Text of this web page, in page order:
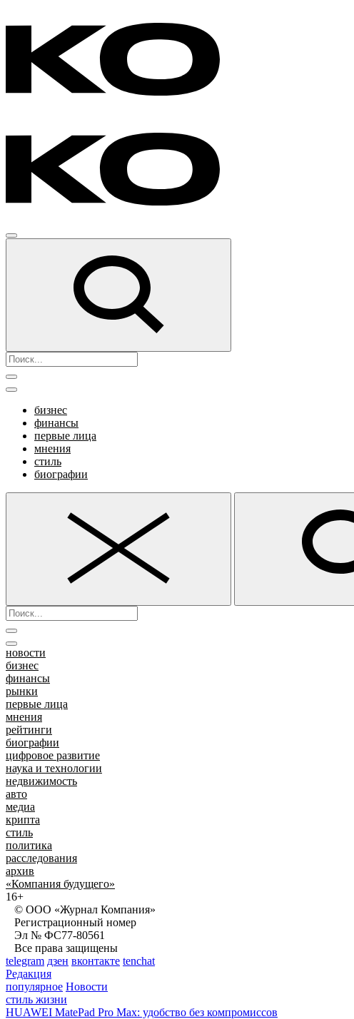
бизнес
финансы
первые лица
мнения
стиль
биографии
новости
бизнес
финансы
рынки
первые лица
мнения
рейтинги
биографии
цифровое развитие
наука и технологии
недвижимость
авто
медиа
крипта
стиль
политика
расследования
архив
«Компания будущего»
16+
© ООО «Журнал Компания»
Регистрационный номер
Эл № ФС77-80561
Все права защищены
telegram дзен вконтакте tenchat
Редакция
популярное Новости
стиль жизни
HUAWEI MatePad Pro Max: удобство без компромиссов